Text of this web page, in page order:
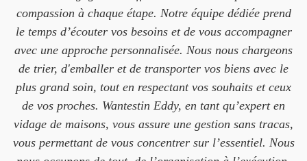
compassion à chaque étape. Notre équipe dédiée prend
le temps d’écouter vos besoins et de vous accompagner
avec une approche personnalisée. Nous nous chargeons
de trier, d'emballer et de transporter vos biens avec le
plus grand soin, tout en respectant vos souhaits et ceux
de vos proches. Wantestin Eddy, en tant qu’expert en
vidage de maisons, vous assure une gestion sans tracas,
vous permettant de vous concentrer sur l’essentiel. Nous